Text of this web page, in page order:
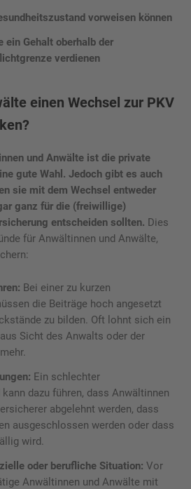
vorweisen können
Gehalt oberhalb der
verdienen
einen Wechsel zur PKV
und Anwälte ist die private
gute Wahl. Jedoch gibt es auch
sie mit dem Wechsel entweder
ganz für die (freiwillige)
entscheiden sollten. Dies
für Anwältinnen und Anwälte,
Bei einer zu kurzen
die Beiträge hoch angesetzt
zu bilden. Oft lohnt sich ein
Sicht des Anwalts oder der
Ein schlechter
dazu führen, dass Anwältinnen
abgelehnt werden, dass
ausgeschlossen werden oder dass
wird.
oder berufliche Situation: Vor
Anwältinnen und Anwälte mit